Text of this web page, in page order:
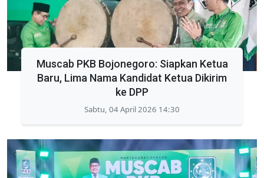
Muscab PKB Bojonegoro: Siapkan Ketua
Baru, Lima Nama Kandidat Ketua Dikirim
ke DPP
Sabtu, 04 April 2026 14:30